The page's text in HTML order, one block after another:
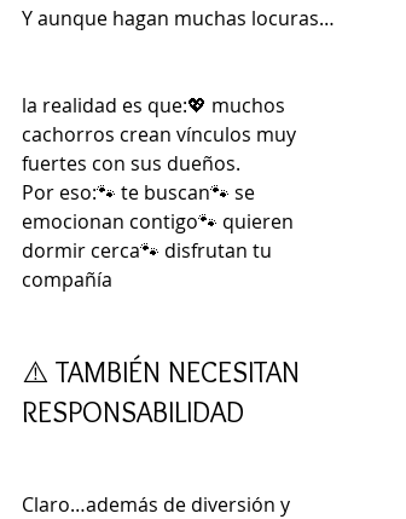
Y aunque hagan muchas locuras…
la realidad es que:💖 muchos
cachorros crean vínculos muy
fuertes con sus dueños.
Por eso:🐾 te buscan🐾 se
emocionan contigo🐾 quieren
dormir cerca🐾 disfrutan tu
compañía
⚠️ TAMBIÉN NECESITAN
RESPONSABILIDAD
Claro…además de diversión y